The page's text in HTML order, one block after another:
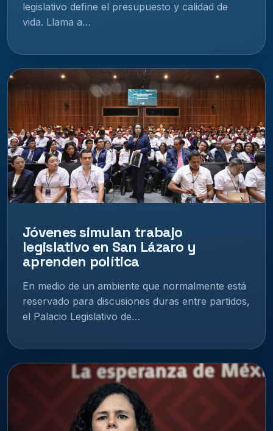
legislativo define el presupuesto y calidad de
vida. Llama a…
Jóvenes simulan trabajo
legislativo en San Lázaro y
aprenden política
En medio de un ambiente que normalmente está
reservado para discusiones duras entre partidos,
el Palacio Legislativo de…